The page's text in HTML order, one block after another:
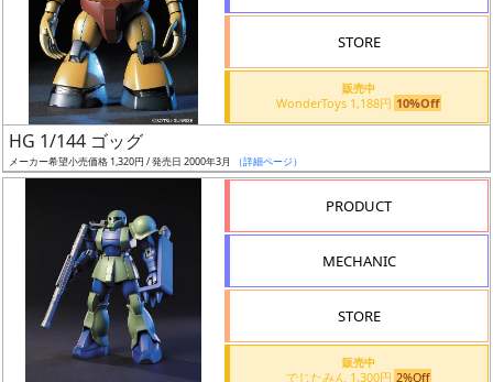
ー
タ
ー
STORE
販売中
WonderToys 1,188円 10%Off
HG 1/144 ゴッグ
メーカー希望小売価格 1,320円 / 発売日 2000年3月 （詳細ページ）
PRODUCT
MECHANIC
STORE
販売中
でじたみん 1,300円 2%Off